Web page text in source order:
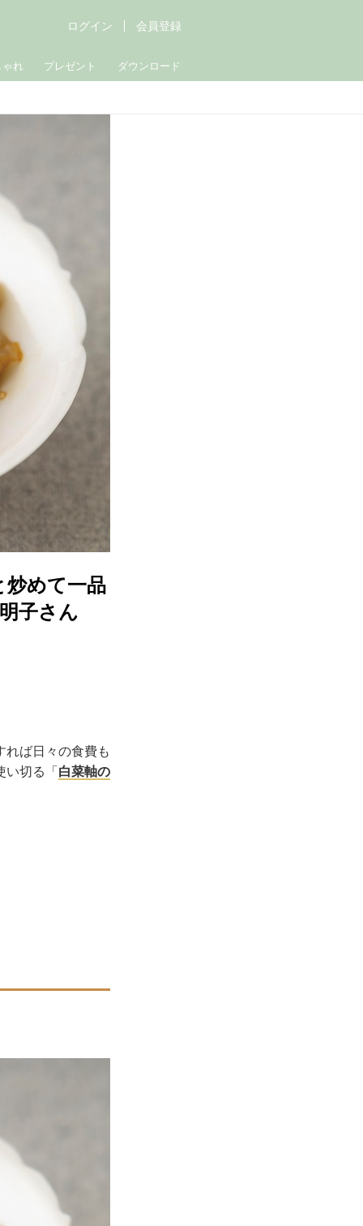
ゃれ プレゼント ダウンロード
ログイン 会員登録
炒めて一品
子さん
れば日々の食費も
い切る「 白菜軸の